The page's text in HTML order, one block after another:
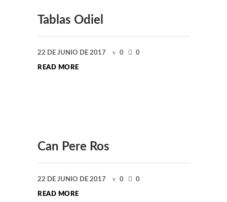
Tablas Odiel
22 DE JUNIO DE 2017 0 0
READ MORE
Can Pere Ros
22 DE JUNIO DE 2017 0 0
READ MORE